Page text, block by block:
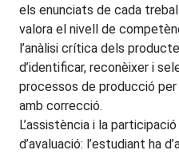
els enunciats de cada
valora el nivell de
l’anàlisi crítica dels
d’identificar, reconèixer i
processos de producció
amb correcció.
L’assistència i la
d’avaluació: l’estudiant ha